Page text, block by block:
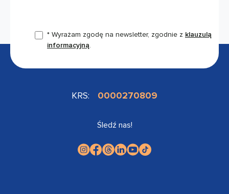
* Wyrażam zgodę na newsletter, zgodnie z klauzulą
informacyjną.
KRS: 0000270809
Śledź nas!